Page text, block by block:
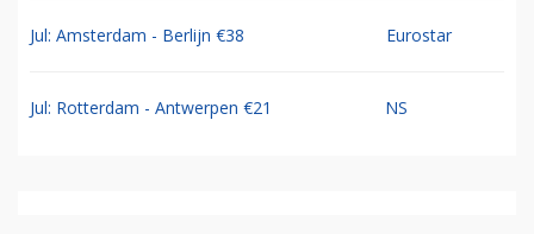
Jul: Amsterdam - Berlijn €38 Eurostar
Jul: Rotterdam - Antwerpen €21 NS